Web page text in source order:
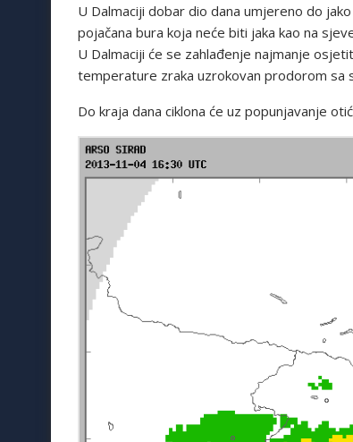
U Dalmaciji dobar dio dana umjereno do
pojačana bura koja neće biti jaka kao na
U Dalmaciji će se zahlađenje najmanje
temperature zraka uzrokovan prodorom sa
Do kraja dana ciklona će uz popunjavanje